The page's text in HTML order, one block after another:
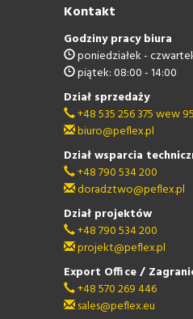
Kontakt
Godziny pracy biura
poniedziałek -
piątek: 08:00 - 14:00
Dział sprzedaży
+48 535 256 375 wew
biuro@peflex.pl
Dział wsparcia
+48 790 534 200
doradztwo@peflex.pl
Dział projektów
+48 790 534 200
projekt@peflex.pl
Export Office /
+48 570 269 446
sales@peflex.eu